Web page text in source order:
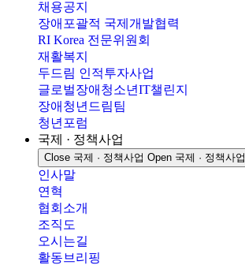
채용공지
장애포괄적 국제개발협력
RI Korea 전문위원회
재활복지
두드림 인적투자사업
글로벌장애청소년IT챌린지
장애청년드림팀
청년포럼
국제 · 정책사업
Close 국제 · 정책사업 Open 국제 · 정책사업
인사말
연혁
협회소개
조직도
오시는길
활동브리핑